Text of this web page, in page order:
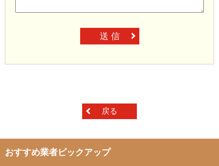
送 信
戻る
おすすめ業者ピックアップ